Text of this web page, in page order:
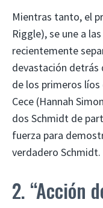
Mientras tanto, el
Riggle), se une a
recientemente
devastación detrás
de los primeros
Cece (Hannah
dos Schmidt de
fuerza para
verdadero Schmidt.
2. “Acción